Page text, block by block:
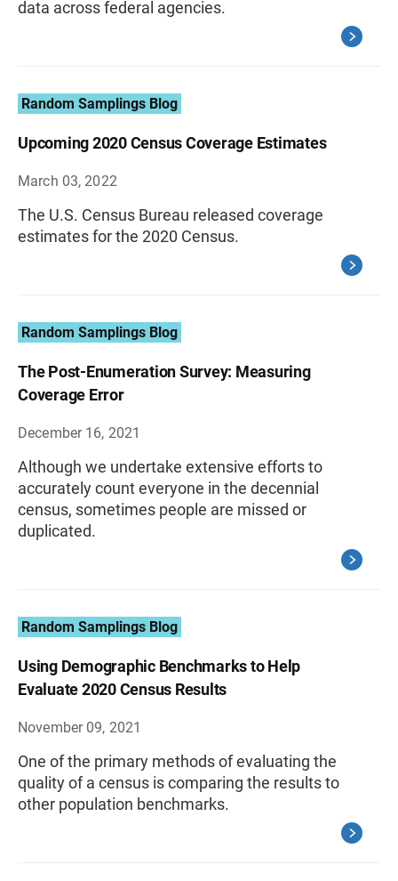
data across federal agencies.
Random Samplings Blog
Upcoming 2020 Census Coverage Estimates
March 03, 2022
The U.S. Census Bureau released coverage
estimates for the 2020 Census.
Random Samplings Blog
The Post-Enumeration Survey: Measuring
Coverage Error
December 16, 2021
Although we undertake extensive efforts to
accurately count everyone in the decennial
census, sometimes people are missed or
duplicated.
Random Samplings Blog
Using Demographic Benchmarks to Help
Evaluate 2020 Census Results
November 09, 2021
One of the primary methods of evaluating the
quality of a census is comparing the results to
other population benchmarks.